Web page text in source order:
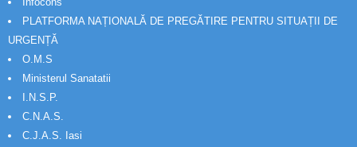
PLATFORMA NAȚIONALĂ DE PREGĂTIRE PENTRU SITUAȚII DE
URGENȚĂ
O.M.S
Ministerul Sanatatii
I.N.S.P.
C.N.A.S.
C.J.A.S. Iasi